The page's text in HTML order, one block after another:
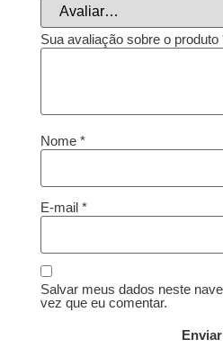
Sua avaliação sobre o produto
Nome *
E-mail *
Salvar meus dados neste
vez que eu comentar.